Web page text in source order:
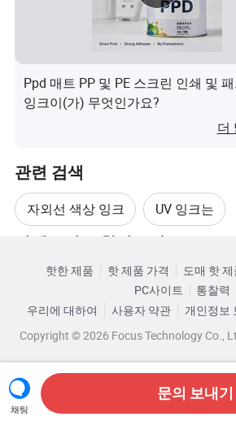
주문한 물품을 24시간 내에 받을 경우,
세요. 문제가 있는 경우 저희에게 직
다.
리는 배송 회사 및 세관에서 당신을 위
이다.
5.구매자가 높은 맞춤형 신고 수수료를
하기 위해 아마존은 일반적으로 상품
언합니다. 그러나 국가마다 세율이 다
하다면 구매자를 대상으로 합니다.
https://chinainkprinter.en.made-in-
Shenzhen-Kaite-Huifeng-Technology-
Ppd 매트 PP 및 PE 스크린 인쇄 및
잉크이(가) 무엇인가요?
더
관련 검색
자외선 색상 잉크 UV 잉크는
자외선 스크린 잉크
핫한 제품 핫 제품 가격 도매 핫 제
PC사이트
통찰력
우리에 대하여
사용자 약관 개인정보
Copyright © 2026 Focus Technology Co.,
채팅
문의 보내기